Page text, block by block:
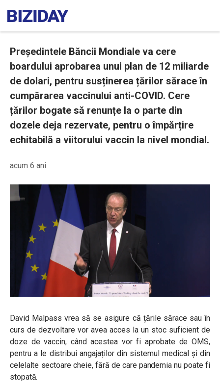
Președintele Băncii Mondiale va cere
boardului aprobarea unui plan de 12 miliarde
de dolari, pentru susținerea țărilor sărace în
cumpărarea vaccinului anti-COVID. Cere
țărilor bogate să renunțe la o parte din
dozele deja rezervate, pentru o împărțire
echitabilă a viitorului vaccin la nivel mondial.
acum 6 ani
David Malpass vrea să se asigure că țările sărace sau în
curs de dezvoltare vor avea acces la un stoc suficient de
doze de vaccin, când acestea vor fi aprobate de OMS,
pentru a le distribui angajaților din sistemul medical și din
celelalte sectoare cheie, fără de care pandemia nu poate fi
stopată.